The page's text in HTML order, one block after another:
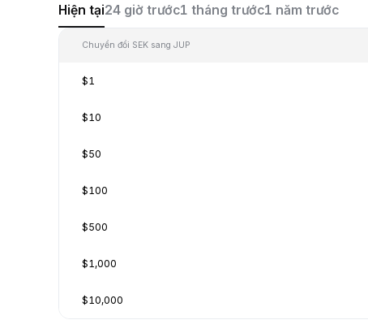
Hiện tại24 giờ trước1 tháng trước1 năm trước
Chuyển đổi SEK sang JUP
$1
$10
$50
$100
$500
$1,000
$10,000